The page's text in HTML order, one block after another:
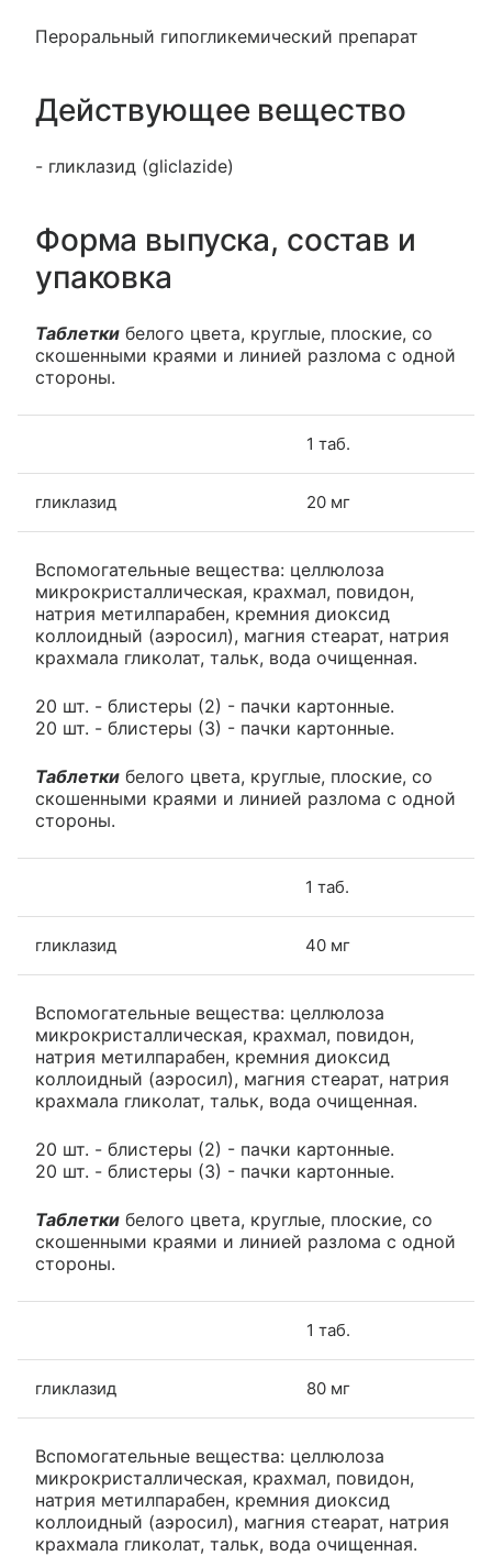
Пероральный гипогликемический препарат
Действующее вещество
- гликлазид (gliclazide)
Форма выпуска, состав и
упаковка
Таблетки белого цвета, круглые, плоские, со
скошенными краями и линией разлома с одной
стороны.
1 таб.
гликлазид 20 мг
Вспомогательные вещества: целлюлоза
микрокристаллическая, крахмал, повидон,
натрия метилпарабен, кремния диоксид
коллоидный (аэросил), магния стеарат, натрия
крахмала гликолат, тальк, вода очищенная.
20 шт. - блистеры (2) - пачки картонные.
20 шт. - блистеры (3) - пачки картонные.
Таблетки белого цвета, круглые, плоские, со
скошенными краями и линией разлома с одной
стороны.
1 таб.
гликлазид 40 мг
Вспомогательные вещества: целлюлоза
микрокристаллическая, крахмал, повидон,
натрия метилпарабен, кремния диоксид
коллоидный (аэросил), магния стеарат, натрия
крахмала гликолат, тальк, вода очищенная.
20 шт. - блистеры (2) - пачки картонные.
20 шт. - блистеры (3) - пачки картонные.
Таблетки белого цвета, круглые, плоские, со
скошенными краями и линией разлома с одной
стороны.
1 таб.
гликлазид 80 мг
Вспомогательные вещества: целлюлоза
микрокристаллическая, крахмал, повидон,
натрия метилпарабен, кремния диоксид
коллоидный (аэросил), магния стеарат, натрия
крахмала гликолат, тальк, вода очищенная.